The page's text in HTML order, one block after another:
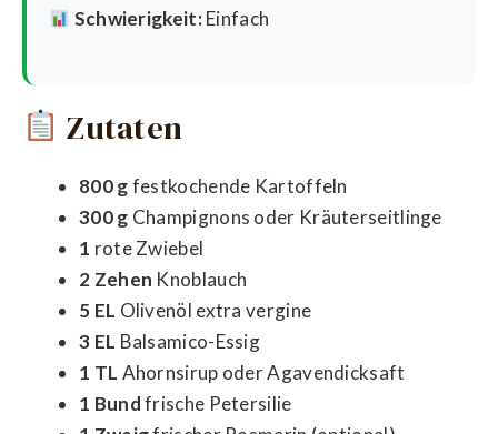
Schwierigkeit:Einfach
Zutaten
800 gfestkochende Kartoffeln
300 g Champignons oder Kräuterseitlinge
1 rote Zwiebel
2 Zehen Knoblauch
5 EL Olivenöl extra vergine
3 EL Balsamico-Essig
1 TL Ahornsirup oder Agavendicksaft
1 Bundfrische Petersilie